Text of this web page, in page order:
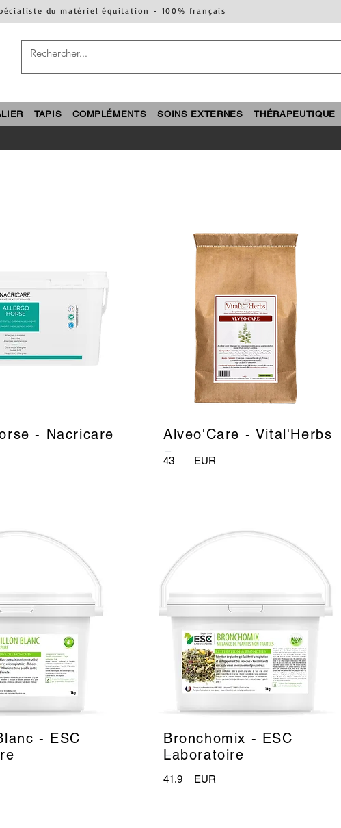
du matériel équitation - 100% français
TAPIS COMPLÉMENTS SOINS EXTERNES THÉRAPEUTIQUE
- Nacricare
- ESC
Alveo'Care - Vital'Herbs
_
43 EUR
Bronchomix - ESC
Laboratoire
_
41.9 EUR